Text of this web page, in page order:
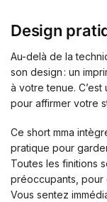
Design
Au-delà de la
son design : un
à votre tenue.
pour affirmer votre
Ce short mma
pratique pour
Toutes les finitions
préoccupants, pour
Vous sentez